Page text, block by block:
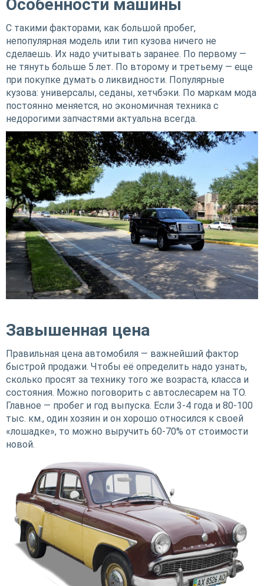
Особенности машины
С такими факторами, как большой пробег,
непопулярная модель или тип кузова ничего не
сделаешь. Их надо учитывать заранее. По первому —
не тянуть больше 5 лет. По второму и третьему — еще
при покупке думать о ликвидности. Популярные
кузова: универсалы, седаны, хетчбэки. По маркам мода
постоянно меняется, но экономичная техника с
недорогими запчастями актуальна всегда.
Завышенная цена
Правильная цена автомобиля — важнейший фактор
быстрой продажи. Чтобы её определить надо узнать,
сколько просят за технику того же возраста, класса и
состояния. Можно поговорить с автослесарем на ТО.
Главное — пробег и год выпуска. Если 3-4 года и 80-100
тыс. км., один хозяин и он хорошо относился к своей
«лошадке», то можно выручить 60-70% от стоимости
новой.